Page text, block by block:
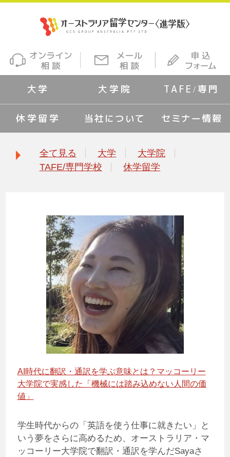
大学 大学院 TAFE/専門
休学留学 当社について セミナー情報
全て見る 大学
大学院
TAFE/専門学校
休学留学
AI時代に翻訳・通訳を学ぶ意味とは？マッコーリー
大学院で実感した「機械には踏み込めない人間の価
値」
学生時代からの「英語を使う仕事に就きたい」と
いう夢をさらに高めるため、オーストラリア・マ
ッコーリー大学院で翻訳・通訳を学んだSayaさ